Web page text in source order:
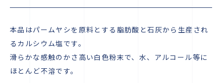
本品はパームヤシを原料とする脂肪酸と石灰から生産され
るカルシウム塩です。
滑らかな感触のかさ高い白色粉末で、水、アルコール等に
ほとんど不溶です。